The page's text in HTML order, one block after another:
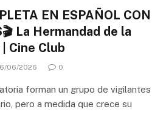
EN ESPAÑOL CON
La Hermandad de la
Cine Club
06/2026 0
forman un grupo de vigilantes
pero a medida que crece su